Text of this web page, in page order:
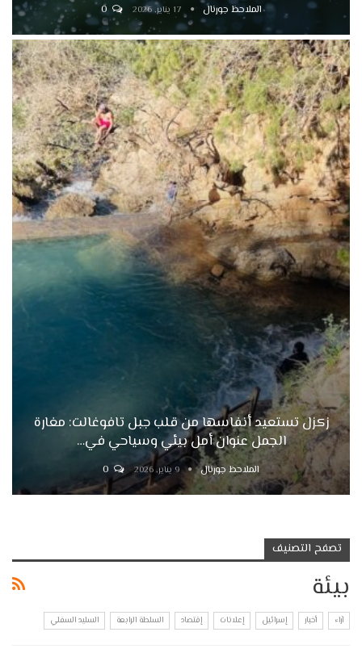
الملاحظ جورنال 17 يناير, 2026 0
زكزل تستعيد أنفاسها من قلب جبل تافوغالت: مغارة
الجمل عنوان أمل بيئي وسياحي في…
الملاحظ جورنال 9 يناير, 2026
تصفح التصنيف
بيئة
آراء أخبار إسرائيل إعلانات إقتصاد السلطة الرابعة السليد السفلي